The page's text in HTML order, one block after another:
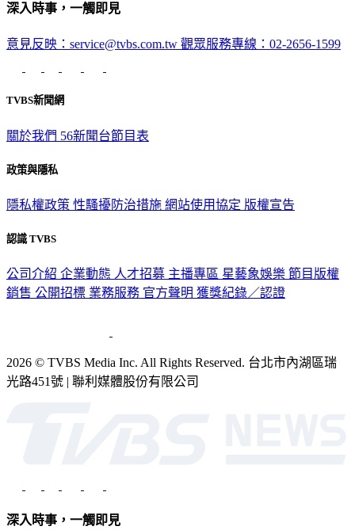
深入時事，一觸即見
意見反映：service@tvbs.com.tw 觀眾服務專線：02-2656-1599
TVBS新聞網
關於我們 56新聞台節目表
政策與隱私
隱私權政策 性騷擾防治措施 網站使用協定 版權宣告
認識 TVBS
公司介紹 企業動態 人才招募 主播專區 星藝象娛樂 節目版權
銷售 公開招標 業務服務 官方聲明 獲獎紀錄／認證
2026 © TVBS Media Inc. All Rights Reserved. 台北市內湖區瑞
光路451號 | 聯利媒體股份有限公司
深入時事，一觸即見